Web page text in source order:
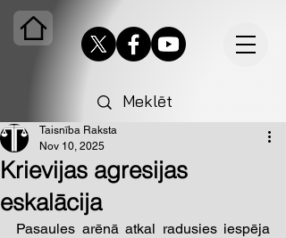
Krievijas agresijas
eskalācija
Taisnība Raksta
Nov 10, 2025
Pasaules arēnā atkal radusies iespēja